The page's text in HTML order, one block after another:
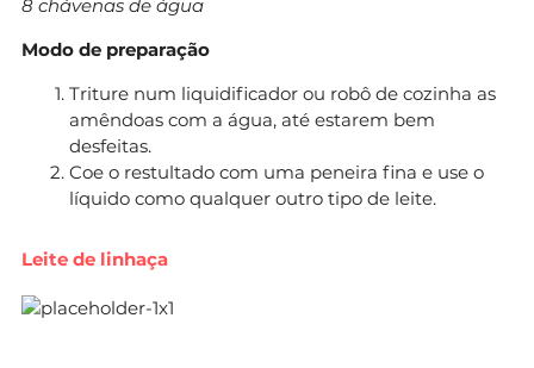
8 chávenas de água
Modo de preparação
Triture num liquidificador ou robô de cozinha as
amêndoas com a água, até estarem bem
desfeitas.
Coe o restultado com uma peneira fina e use o
líquido como qualquer outro tipo de leite.
Leite de linhaça